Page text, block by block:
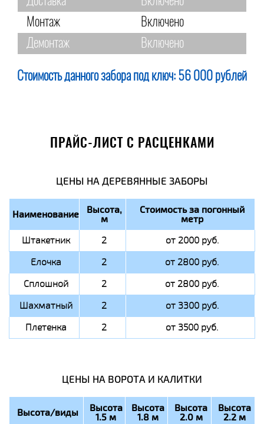
Монтаж
Включено
Демонтаж
Включено
Стоимость данного забора под ключ: 56 000 рублей
ПРАЙС-ЛИСТ С РАСЦЕНКАМИ
ЦЕНЫ НА ДЕРЕВЯННЫЕ ЗАБОРЫ
Наименование Высота,
м
Стоимость за погонный
метр
Штакетник 2
от 2000 руб.
Елочка
2
от 2800 руб.
Сплошной
2
от 2800 руб.
Шахматный
2
от 3300 руб.
Плетенка
2 от 3500 руб.
ЦЕНЫ НА ВОРОТА И КАЛИТКИ
Высота/виды Высота
1.5 м
Высота
1.8 м
Высота
2.0 м
Высота
2.2 м